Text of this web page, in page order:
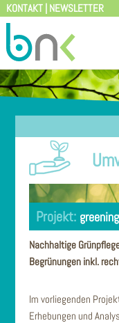
Zum
Inhalt
KONTAKT| NEWSLETTER
Nachhaltige
Begrünungen inkl.
Im vorliegenden
Erhebungen und